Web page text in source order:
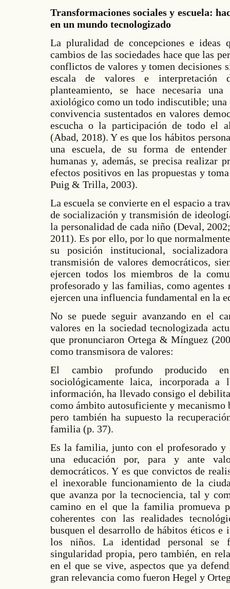
Transformaciones sociales y escuela:
en un mundo tecnologizado
La pluralidad de concepciones e ideas
cambios de las sociedades hace que las
conflictos de valores y tomen decisiones
escala de valores e interpretación
planteamiento, se hace necesaria
axiológico como un todo indiscutible; una
convivencia sustentados en valores
escucha o la participación de todo el
(Abad, 2018). Y es que los hábitos
una escuela, de su forma de
humanas y, además, se precisa realizar
efectos positivos en las propuestas y
Puig & Trilla, 2003).
La escuela se convierte en el espacio a
de socialización y transmisión de
la personalidad de cada niño (Deval,
2011). Es por ello, por lo que
su posición institucional,
transmisión de valores democráticos,
ejercen todos los miembros de la
profesorado y las familias, como agentes
ejercen una influencia fundamental en la
No se puede seguir avanzando en el
valores en la sociedad tecnologizada
que pronunciaron Ortega & Mínguez
como transmisora de valores:
El cambio profundo producido
sociológicamente laica, incorporada a
información, ha llevado consigo el
como ámbito autosuficiente y mecanismo
pero también ha supuesto la
familia (p. 37).
Es la familia, junto con el profesorado y
una educación por, para y ante
democráticos. Y es que convictos de
el inexorable funcionamiento de la
que avanza por la tecnociencia, tal y
camino en el que la familia promueva
coherentes con las realidades
busquen el desarrollo de hábitos éticos
los niños. La identidad personal se
singularidad propia, pero también, en
en el que se vive, aspectos que ya
gran relevancia como fueron Hegel y